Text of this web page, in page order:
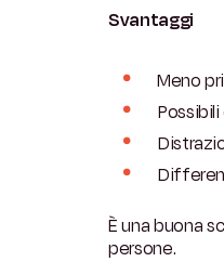
Svantaggi
Meno
È una buona
persone.